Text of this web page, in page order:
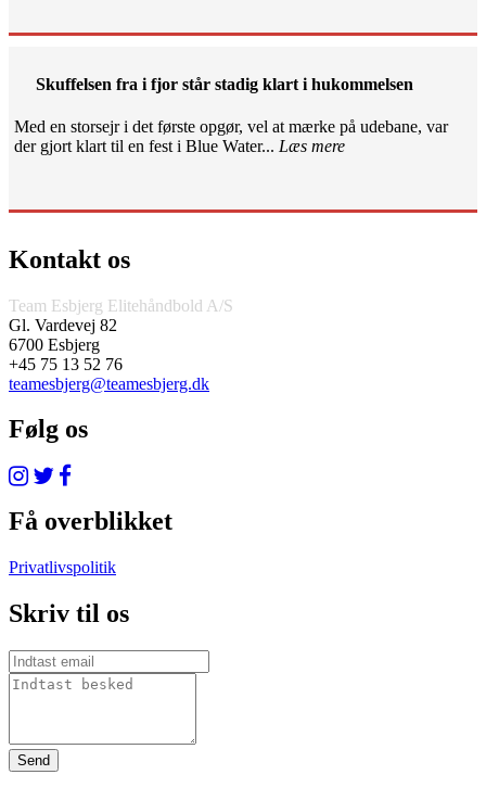
Skuffelsen fra i fjor står stadig klart i hukommelsen
Med en storsejr i det første opgør, vel at mærke på udebane, var
der gjort klart til en fest i Blue Water... Læs mere
Kontakt os
Team Esbjerg Elitehåndbold A/S
Gl. Vardevej 82
6700 Esbjerg
+45 75 13 52 76
teamesbjerg@teamesbjerg.dk
Følg os
Få overblikket
Privatlivspolitik
Skriv til os